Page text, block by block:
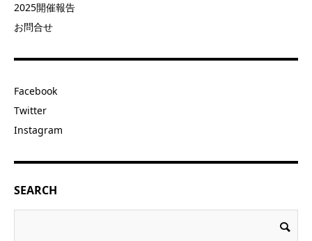
2025開催報告
お問合せ
Facebook
Twitter
Instagram
SEARCH